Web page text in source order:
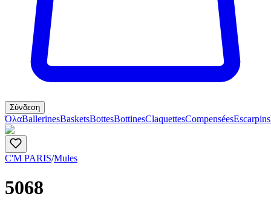
Σύνδεση
ΌλαBallerinesBasketsBottesBottinesClaquettesCompenséesEscarpins
C'M PARIS/Mules
5068